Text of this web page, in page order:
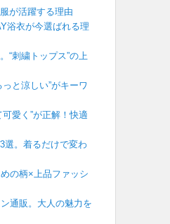
が活躍する理由
浴衣が今選ばれる理
“刺繍トップス”の上
と涼しい”がキーワ
愛く”が正解！快適
選。着るだけで変わ
の柄×上品ファッシ
通販。大人の魅力を